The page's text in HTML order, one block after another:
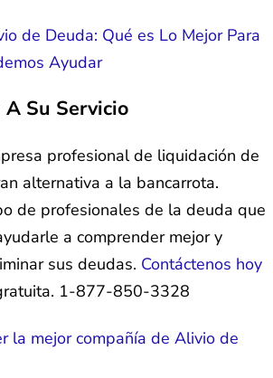
de Deuda: Qué es Lo Mejor Para
Ayudar
Su Servicio
profesional de liquidación de
alternativa a la bancarrota.
de profesionales de la deuda que
a comprender mejor y
sus deudas. Contáctenos hoy
1-877-850-3328
la mejor compañía de Alivio de